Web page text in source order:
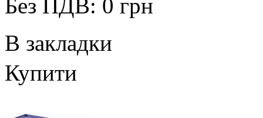
Без ПДВ: 0 грн
В закладки
Купити